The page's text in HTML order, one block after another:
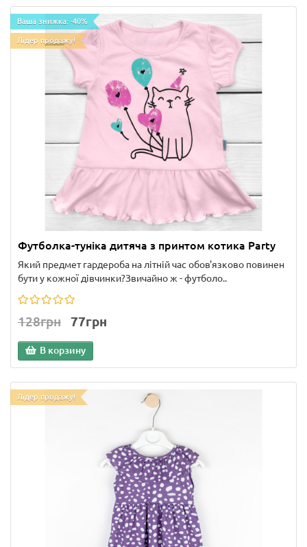
Ваша знижка: -40%
Лідер продажу!
Футболка-туніка дитяча з принтом котика Party
Який предмет гардероба на літній час обов'язково повинен
бути у кожної дівчинки?Звичайно ж - футболо..
128грн 77грн
В корзину
Лідер продажу!